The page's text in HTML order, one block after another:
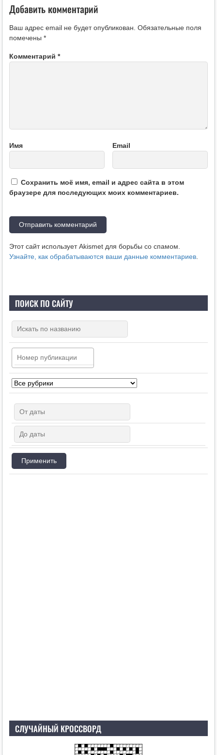
Добавить комментарий
Ваш адрес email не будет опубликован. Обязательные поля
помечены *
Комментарий *
Имя Email
Сохранить моё имя, email и адрес сайта в этом
браузере для последующих моих комментариев.
Этот сайт использует Akismet для борьбы со спамом.
Узнайте, как обрабатываются ваши данные комментариев.
ПОИСК ПО САЙТУ
СЛУЧАЙНЫЙ КРОССВОРД